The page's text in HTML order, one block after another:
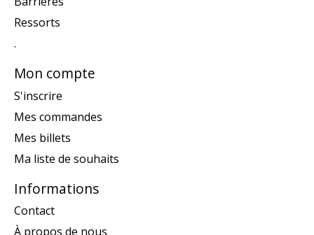
Ressorts
.
Mon compte
S'inscrire
Mes commandes
Mes billets
Ma liste de souhaits
Informations
Contact
À propos de nous